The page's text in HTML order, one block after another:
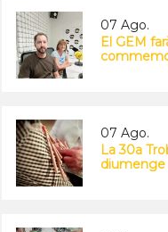
07 Ago.
El GEM
07 Ago.
La 30a
diumenge